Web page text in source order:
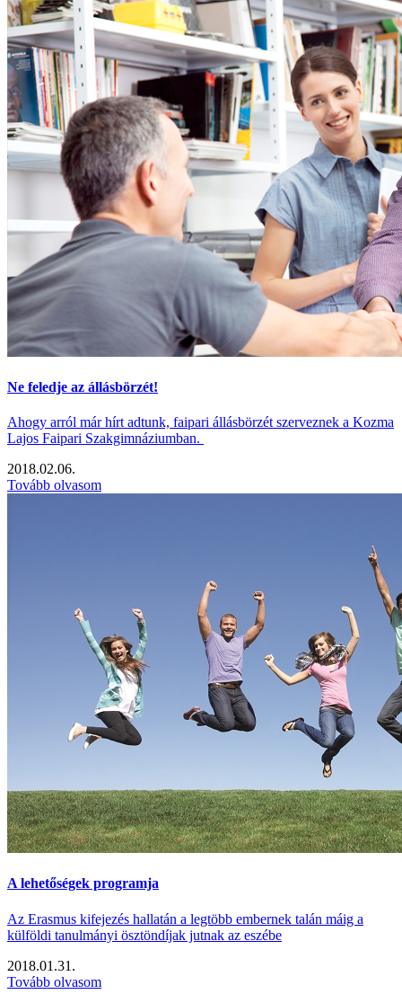
Ne feledje az állásbörzét!
Ahogy arról már hírt adtunk, faipari állásbörzét szerveznek a Kozma
Lajos Faipari Szakgimnáziumban.
2018.02.06.
Tovább olvasom
A lehetőségek programja
Az Erasmus kifejezés hallatán a legtöbb embernek talán máig a
külföldi tanulmányi ösztöndíjak jutnak az eszébe
2018.01.31.
Tovább olvasom